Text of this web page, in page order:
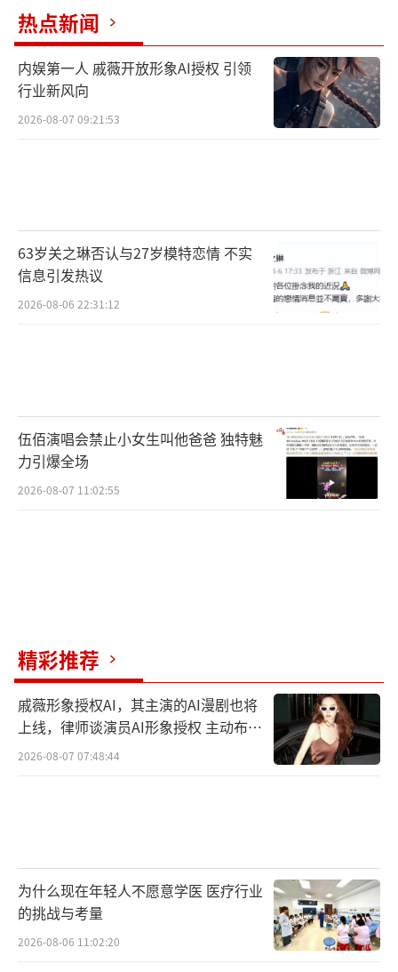
热点新闻
内娱第一人 戚薇开放形象AI授权 引领
行业新风向
2026-08-07 09:21:53
63岁关之琳否认与27岁模特恋情 不实
信息引发热议
2026-08-06 22:31:12
伍佰演唱会禁止小女生叫他爸爸 独特魅
力引爆全场
2026-08-07 11:02:55
精彩推荐
戚薇形象授权AI，其主演的AI漫剧也将
上线，律师谈演员AI形象授权 主动布局
数字资产
2026-08-07 07:48:44
为什么现在年轻人不愿意学医 医疗行业
的挑战与考量
2026-08-06 11:02:20